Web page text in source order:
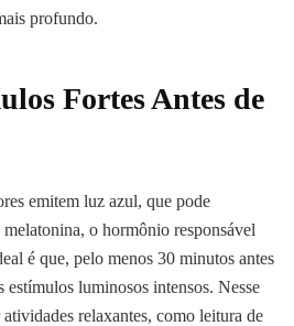
profundo.
Fortes Antes de
emitem luz azul, que pode
o hormônio responsável
é que, pelo menos 30 minutos antes
estímulos luminosos intensos. Nesse
relaxantes, como leitura de